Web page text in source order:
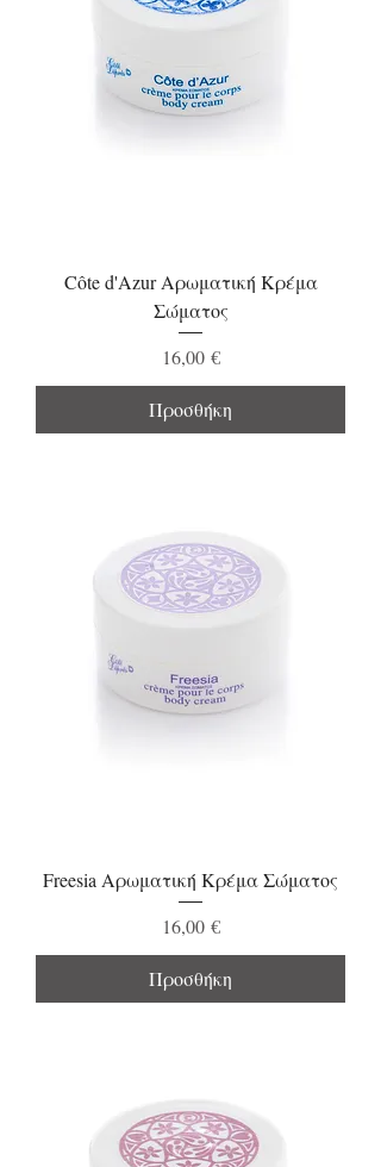
Côte d'Azur Αρωματική Κρέμα
Σώματος
Τιμή
16,00 €
Προσθήκη
Freesia Αρωματική Κρέμα Σώματος
Τιμή
16,00 €
Προσθήκη